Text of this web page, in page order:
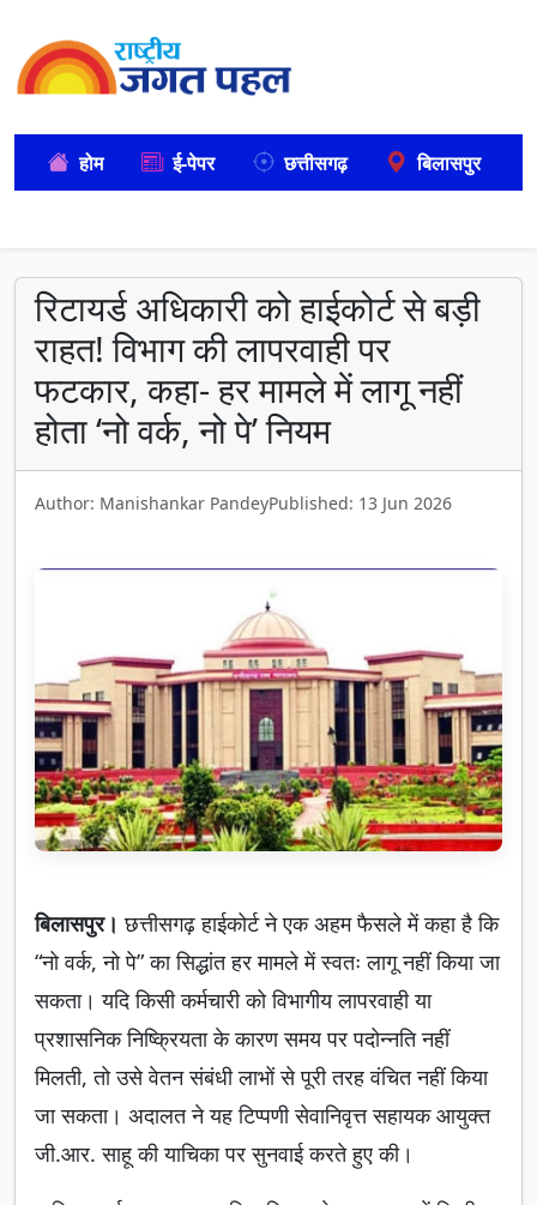
होम ई-पेपर छत्तीसगढ़ बिलासपुर
रिटायर्ड अधिकारी को हाईकोर्ट से बड़ी
राहत! विभाग की लापरवाही पर
फटकार, कहा- हर मामले में लागू नहीं
होता ‘नो वर्क, नो पे’ नियम
Author: Manishankar PandeyPublished: 13 Jun 2026
बिलासपुर। छत्तीसगढ़ हाईकोर्ट ने एक अहम फैसले में कहा है कि
“नो वर्क, नो पे” का सिद्धांत हर मामले में स्वतः लागू नहीं किया जा
सकता। यदि किसी कर्मचारी को विभागीय लापरवाही या
प्रशासनिक निष्क्रियता के कारण समय पर पदोन्नति नहीं
मिलती, तो उसे वेतन संबंधी लाभों से पूरी तरह वंचित नहीं किया
जा सकता। अदालत ने यह टिप्पणी सेवानिवृत्त सहायक आयुक्त
जी.आर. साहू की याचिका पर सुनवाई करते हुए की।